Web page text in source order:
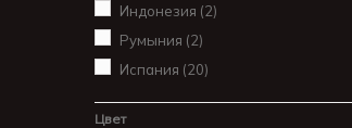
Индонезия (2)
Румыния (2)
Испания (20)
Цвет